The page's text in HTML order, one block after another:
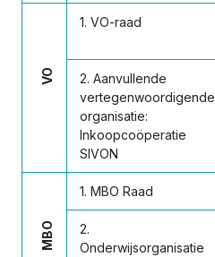
VO
1. VO-raad
2. Aanvullende
vertegenwoordigende
organisatie:
Inkoopcoöperatie
SIVON
MBO
1. MBO Raad
2.
Onderwijsorganisatie